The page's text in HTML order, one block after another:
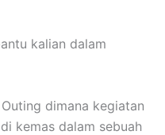
kalian dalam
dimana kegiatan
kemas dalam sebuah